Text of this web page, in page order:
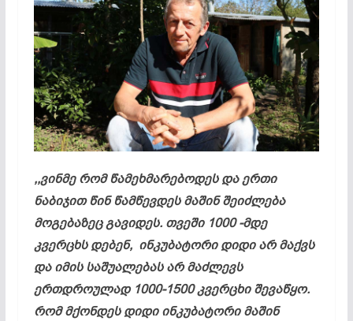
,,ვინმე რომ წამეხმარებოდეს და ერთი
ნაბიჯით წინ წამწევდეს მაშინ შეიძლება
მოგებაზეც გავიდეს. თვეში 1000 -მდე
კვერცხს დებენ, ინკუბატორი დიდი არ მაქვს
და იმის საშუალებას არ მაძლევს
ერთდროულად 1000-1500 კვერცხი შევაწყო.
რომ მქონდეს დიდი ინკუბატორი მაშინ